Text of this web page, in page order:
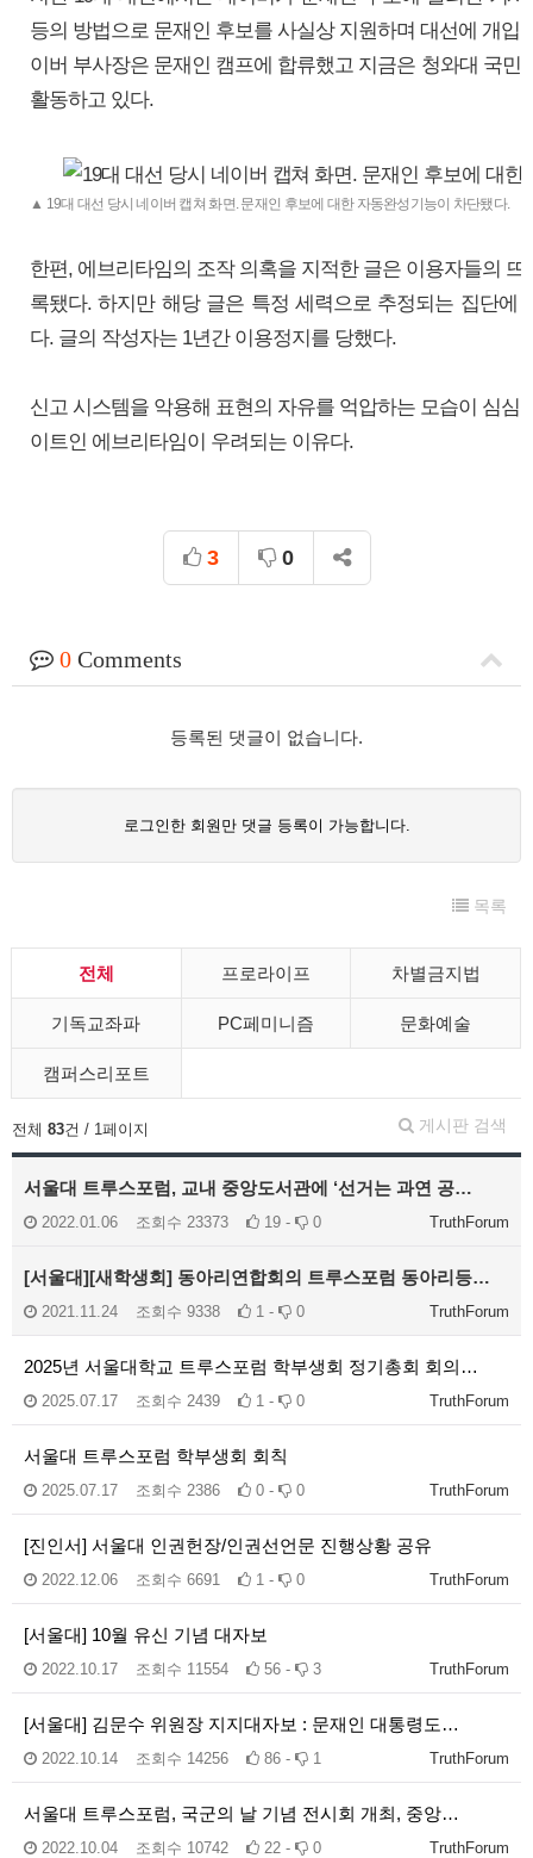
등의 방법으로 문재인 후보를 사실상 지원하며 대선에 개입
이버 부사장은 문재인 캠프에 합류했고 지금은 청와대 국민
활동하고 있다.
▲ 19대 대선 당시 네이버 캡쳐 화면. 문재인 후보에 대한 자동완성기능이 차단됐다.
한편, 에브리타임의 조작 의혹을 지적한 글은 이용자들의
록됐다. 하지만 해당 글은 특정 세력으로 추정되는 집단에
다. 글의 작성자는 1년간 이용정지를 당했다.
신고 시스템을 악용해 표현의 자유를 억압하는 모습이 심심
이트인 에브리타임이 우려되는 이유다.
3 0
0 Comments
등록된 댓글이 없습니다.
로그인한 회원만 댓글 등록이 가능합니다.
목록
전체 프로라이프 차별금지법
기독교좌파 PC페미니즘 문화예술
캠퍼스리포트
게시판 검색
전체 83건 / 1페이지
서울대 트루스포럼, 교내 중앙도서관에 ‘선거는 과연 공…
TruthForum
2022.01.06 조회수 23373 19 - 0
[서울대][새학생회] 동아리연합회의 트루스포럼 동아리등…
TruthForum
2021.11.24 조회수 9338 1 - 0
2025년 서울대학교 트루스포럼 학부생회 정기총회 회의…
TruthForum
2025.07.17 조회수 2439 1 - 0
서울대 트루스포럼 학부생회 회칙
TruthForum
2025.07.17 조회수 2386 0 - 0
[진인서] 서울대 인권헌장/인권선언문 진행상황 공유
TruthForum
2022.12.06 조회수 6691 1 - 0
[서울대] 10월 유신 기념 대자보
TruthForum
2022.10.17 조회수 11554 56 - 3
[서울대] 김문수 위원장 지지대자보 : 문재인 대통령도…
TruthForum
2022.10.14 조회수 14256 86 - 1
서울대 트루스포럼, 국군의 날 기념 전시회 개최, 중앙…
TruthForum
2022.10.04 조회수 10742 22 - 0